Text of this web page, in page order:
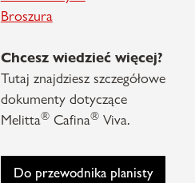
Broszura
Chcesz wiedzieć więcej?
Tutaj znajdziesz szczegółowe
dokumenty dotyczące
Melitta®Cafina®Viva.
Do przewodnika planisty